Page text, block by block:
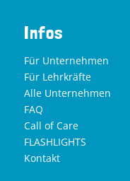
Infos
Für Unternehmen
Für Lehrkräfte
Alle Unternehmen
FAQ
Call of Care
FLASHLIGHTS
Kontakt